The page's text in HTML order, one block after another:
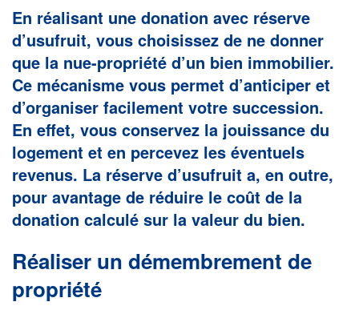
En réalisant une donation avec réserve
d’usufruit, vous choisissez de ne donner
que la nue-propriété d’un bien immobilier.
Ce mécanisme vous permet d’anticiper et
d’organiser facilement votre succession.
En effet, vous conservez la jouissance du
logement et en percevez les éventuels
revenus. La réserve d’usufruit a, en outre,
pour avantage de réduire le coût de la
donation calculé sur la valeur du bien.
Réaliser un démembrement de
propriété